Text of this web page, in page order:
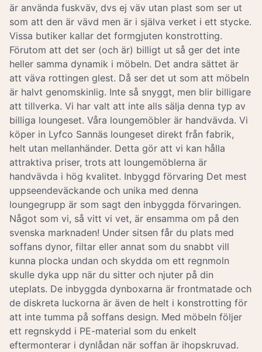
är använda fuskväv, dvs ej väv utan plast som ser ut
som att den är vävd men är i själva verket i ett stycke.
Vissa butiker kallar det formgjuten konstrotting.
Förutom att det ser (och är) billigt ut så ger det inte
heller samma dynamik i möbeln. Det andra sättet är
att väva rottingen glest. Då ser det ut som att möbeln
är halvt genomskinlig. Inte så snyggt, men blir billigare
att tillverka. Vi har valt att inte alls sälja denna typ av
billiga loungeset. Våra loungemöbler är handvävda. Vi
köper in Lyfco Sannäs loungeset direkt från fabrik,
helt utan mellanhänder. Detta gör att vi kan hålla
attraktiva priser, trots att loungemöblerna är
handvävda i hög kvalitet. Inbyggd förvaring Det mest
uppseendeväckande och unika med denna
loungegrupp är som sagt den inbyggda förvaringen.
Något som vi, så vitt vi vet, är ensamma om på den
svenska marknaden! Under sitsen får du plats med
soffans dynor, filtar eller annat som du snabbt vill
kunna plocka undan och skydda om ett regnmoln
skulle dyka upp när du sitter och njuter på din
uteplats. De inbyggda dynboxarna är frontmatade och
de diskreta luckorna är även de helt i konstrotting för
att inte tumma på soffans design. Med möbeln följer
ett regnskydd i PE-material som du enkelt
eftermonterar i dynlådan när soffan är ihopskruvad.